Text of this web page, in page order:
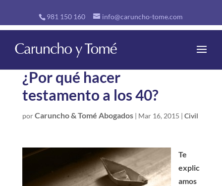
981 150 160 info@caruncho-tome.com
¿Por qué hacer
testamento a los 40?
porCaruncho & Tomé Abogados| Mar 16, 2015 | Civil
Te
explic
amos